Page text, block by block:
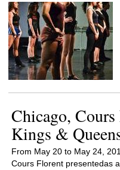
Chicago, Cours
Kings &
From May 20 to May 24,
Cours Florent presentedas